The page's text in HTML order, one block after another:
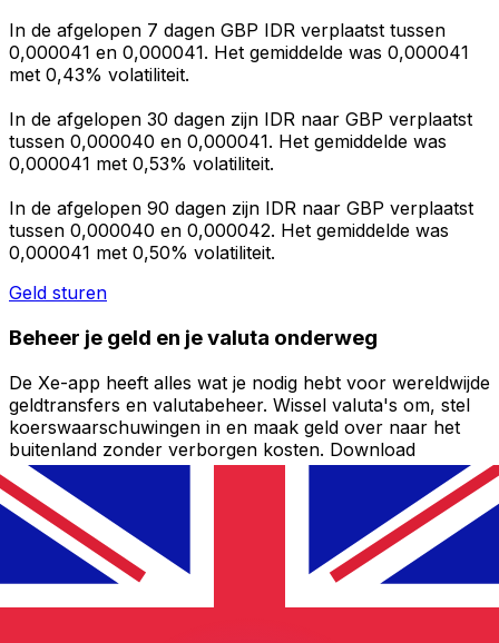
In de afgelopen 7 dagen GBP IDR verplaatst tussen
0,000041 en 0,000041. Het gemiddelde was 0,000041
met 0,43% volatiliteit.
In de afgelopen 30 dagen zijn IDR naar GBP verplaatst
tussen 0,000040 en 0,000041. Het gemiddelde was
0,000041 met 0,53% volatiliteit.
In de afgelopen 90 dagen zijn IDR naar GBP verplaatst
tussen 0,000040 en 0,000042. Het gemiddelde was
0,000041 met 0,50% volatiliteit.
Geld sturen
Beheer je geld en je valuta onderweg
De Xe-app heeft alles wat je nodig hebt voor wereldwijde
geldtransfers en valutabeheer. Wissel valuta's om, stel
koerswaarschuwingen in en maak geld over naar het
buitenland zonder verborgen kosten. Download
vandaag nog!